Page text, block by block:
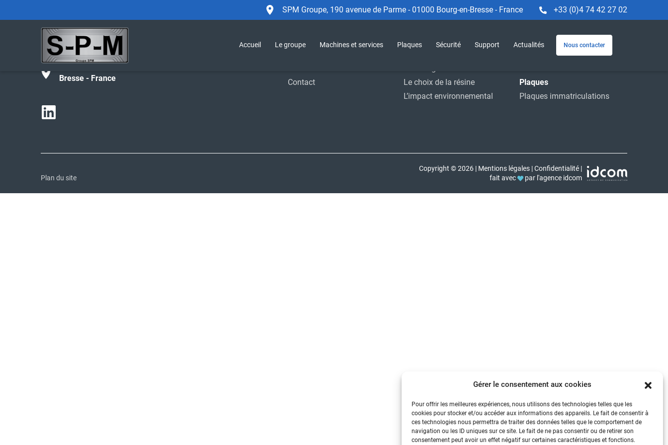
Gérer le consentement aux cookies
Pour offrir les meilleures expériences, nous utilisons des technologies telles que les
cookies pour stocker et/ou accéder aux informations des appareils. Le fait de consentir à
ces technologies nous permettra de traiter des données telles que le comportement de
navigation ou les ID uniques sur ce site. Le fait de ne pas consentir ou de retirer son
consentement peut avoir un effet négatif sur certaines caractéristiques et fonctions.
SPM Groupe, 190 avenue de Parme - 01000 Bourg-en-Bresse - France +33 (0)4 74 42 27 02
Accueil Le groupe Machines et services Plaques Sécurité Support Actualités Nous contacter
Tél :+33 (0)4 74 42 27 02
contact@spm-groupe.com
190 avenue de Parme - 01000 Bourg-en-
Bresse - France
Contact
SPM Groupe
Le choix de la résine
L’impact environnemental
Machines
Plaques
Plaques immatriculations
Plan du site
Copyright © 2026 | Mentions légales |Confidentialité |
fait avec
par l'agence idcom